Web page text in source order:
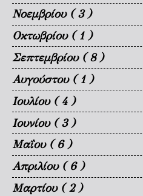
Νοεμβρίου ( 3 )
Οκτωβρίου ( 1 )
Σεπτεμβρίου ( 8 )
Αυγούστου ( 1 )
Ιουλίου ( 4 )
Ιουνίου ( 3 )
Μαΐου ( 6 )
Απριλίου ( 6 )
Μαρτίου ( 2 )